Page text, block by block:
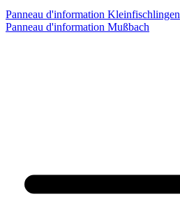
Panneau d'information Kleinfischlingen
Panneau d'information Mußbach